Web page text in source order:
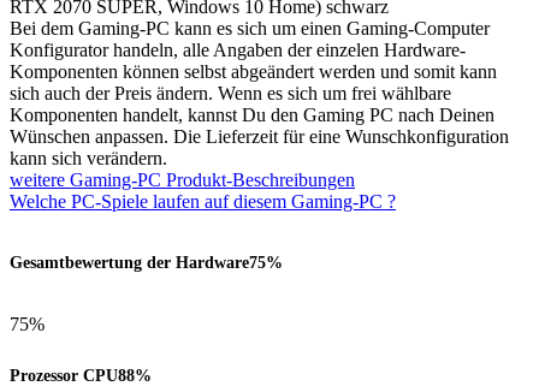
RTX 2070 SUPER, Windows 10 Home) schwarz
Bei dem Gaming-PC kann es sich um einen Gaming-Computer
Konfigurator handeln, alle Angaben der einzelen Hardware-
Komponenten können selbst abgeändert werden und somit kann
sich auch der Preis ändern. Wenn es sich um frei wählbare
Komponenten handelt, kannst Du den Gaming PC nach Deinen
Wünschen anpassen. Die Lieferzeit für eine Wunschkonfiguration
kann sich verändern.
weitere Gaming-PC Produkt-Beschreibungen
Welche PC-Spiele laufen auf diesem Gaming-PC ?
Gesamtbewertung der Hardware75%
75%
Prozessor CPU88%